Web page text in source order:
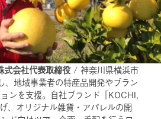
会社代表取締役/ 神奈川県横浜市
地域事業者の特産品開発やブラン
ンを支援。自社ブランド「KOCHI,
、オリジナル雑貨・アパレルの開